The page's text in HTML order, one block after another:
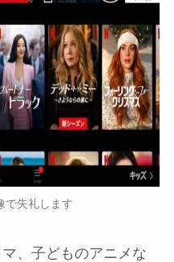
で失礼します
、子どものアニメな